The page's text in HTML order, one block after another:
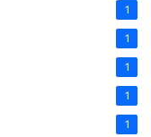
1
1
1
1
1